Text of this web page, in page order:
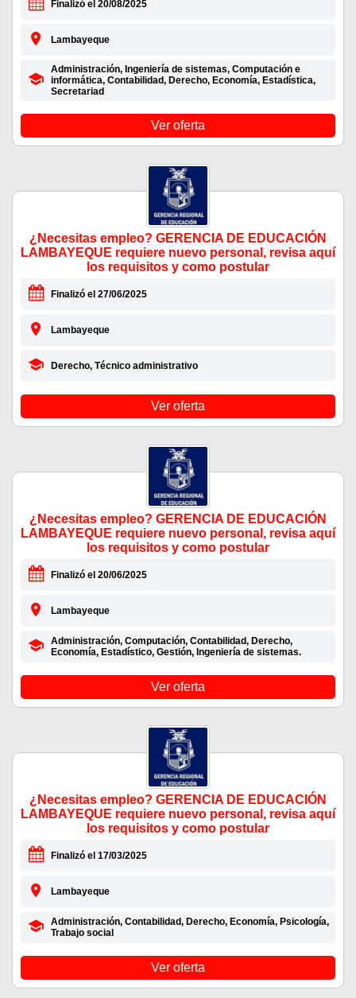
Finalizó el 20/08/2025
Lambayeque
Administración, Ingeniería de sistemas, Computación e
informática, Contabilidad, Derecho, Economía, Estadística,
Secretariad
Ver oferta
¿Necesitas empleo? GERENCIA DE EDUCACIÓN
LAMBAYEQUE requiere nuevo personal, revisa aquí
los requisitos y como postular
Finalizó el 27/06/2025
Lambayeque
Derecho, Técnico administrativo
Ver oferta
¿Necesitas empleo? GERENCIA DE EDUCACIÓN
LAMBAYEQUE requiere nuevo personal, revisa aquí
los requisitos y como postular
Finalizó el 20/06/2025
Lambayeque
Administración, Computación, Contabilidad, Derecho,
Economía, Estadístico, Gestión, Ingeniería de sistemas.
Ver oferta
¿Necesitas empleo? GERENCIA DE EDUCACIÓN
LAMBAYEQUE requiere nuevo personal, revisa aquí
los requisitos y como postular
Finalizó el 17/03/2025
Lambayeque
Administración, Contabilidad, Derecho, Economía, Psicología,
Trabajo social
Ver oferta